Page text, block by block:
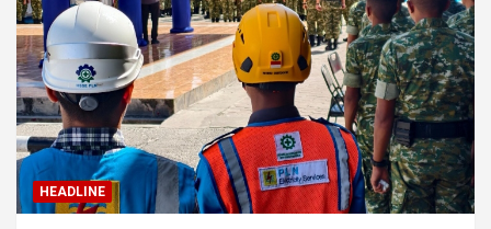
HEADLINE